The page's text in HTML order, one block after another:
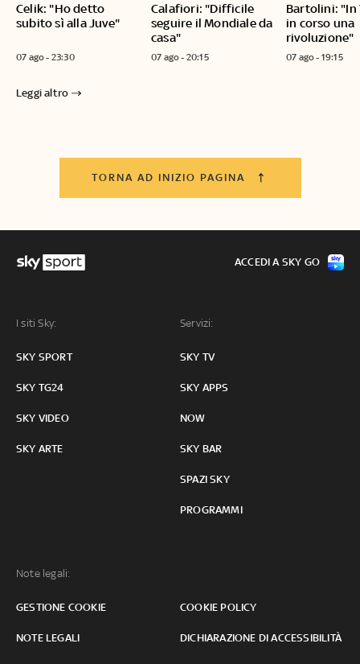
Celik: "Ho detto
subito sì alla Juve"
07 ago - 23:30
Calafiori: "Difficile
seguire il Mondiale da
casa"
07 ago - 20:15
Bartolini: "In
in corso una
rivoluzione"
07 ago - 19:15
Leggi altro
TORNA AD INIZIO PAGINA
I siti Sky:
SKY SPORT
SKY TG24
SKY VIDEO
SKY ARTE
Servizi:
SKY TV
SKY APPS
NOW
SKY BAR
SPAZI SKY
PROGRAMMI
Note legali:
GESTIONE COOKIE COOKIE POLICY
NOTE LEGALI DICHIARAZIONE DI ACCESSIBILITÀ
ACCEDI A SKY GO